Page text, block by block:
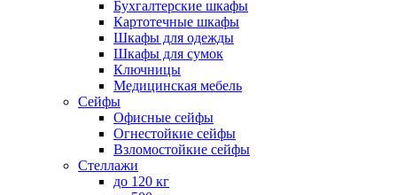
Бухгалтерские шкафы
Картотечные шкафы
Шкафы для одежды
Шкафы для сумок
Ключницы
Медицинская мебель
Сейфы
Офисные сейфы
Огнестойкие сейфы
Взломостойкие сейфы
Стеллажи
до 120 кг